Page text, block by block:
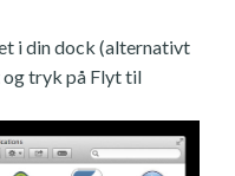
i din dock (alternativt
tryk på Flyt til